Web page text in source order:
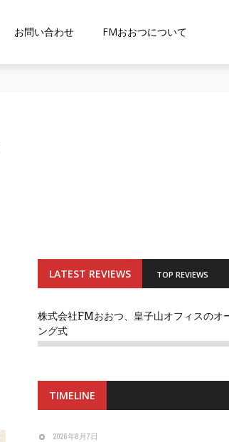
お問い合わせ FMおおつについて
LATEST REVIEWS TOP REVIEWS
株式会社FMおおつ、皇子山オフィスのオ
ング式
TIMELINE
2026年8月7日